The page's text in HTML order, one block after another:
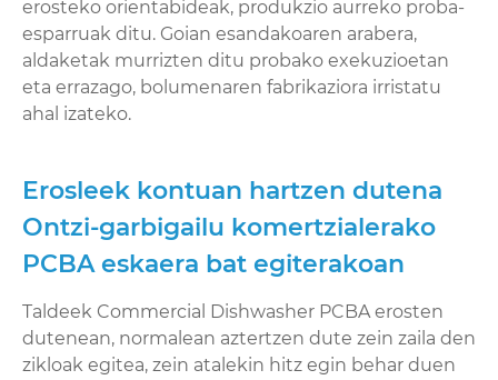
erosteko orientabideak, produkzio aurreko proba-
esparruak ditu. Goian esandakoaren arabera,
aldaketak murrizten ditu probako exekuzioetan
eta errazago, bolumenaren fabrikaziora irristatu
ahal izateko.
Erosleek kontuan hartzen dutena
Ontzi-garbigailu komertzialerako
PCBA eskaera bat egiterakoan
Taldeek Commercial Dishwasher PCBA erosten
dutenean, normalean aztertzen dute zein zaila den
zikloak egitea, zein atalekin hitz egin behar duen